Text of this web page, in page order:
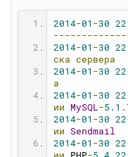
2014-01 -30 22
2014-01 -30 22
ска
сервера
2014-01 -30 22
а
2014-01 -30 22
ии
MySQL-5.1 .
2014-01 -30 22
ии Sendmail
2014-01 -30 22